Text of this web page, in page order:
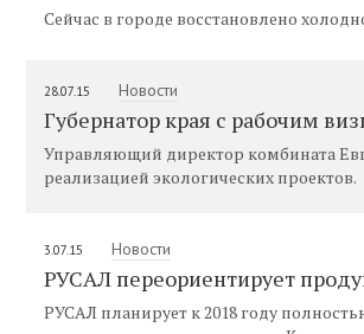
Сейчас в городе восстановлено
28.07.15 Новости
Губернатор края с рабочим
Управляющий директор комбината
реализацией экологических проектов.
3.07.15 Новости
РУСАЛ переориентирует
РУСАЛ планирует к 2018 году